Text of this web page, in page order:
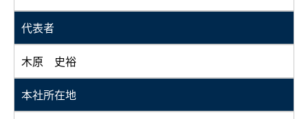
代表者
木原 史裕
本社所在地